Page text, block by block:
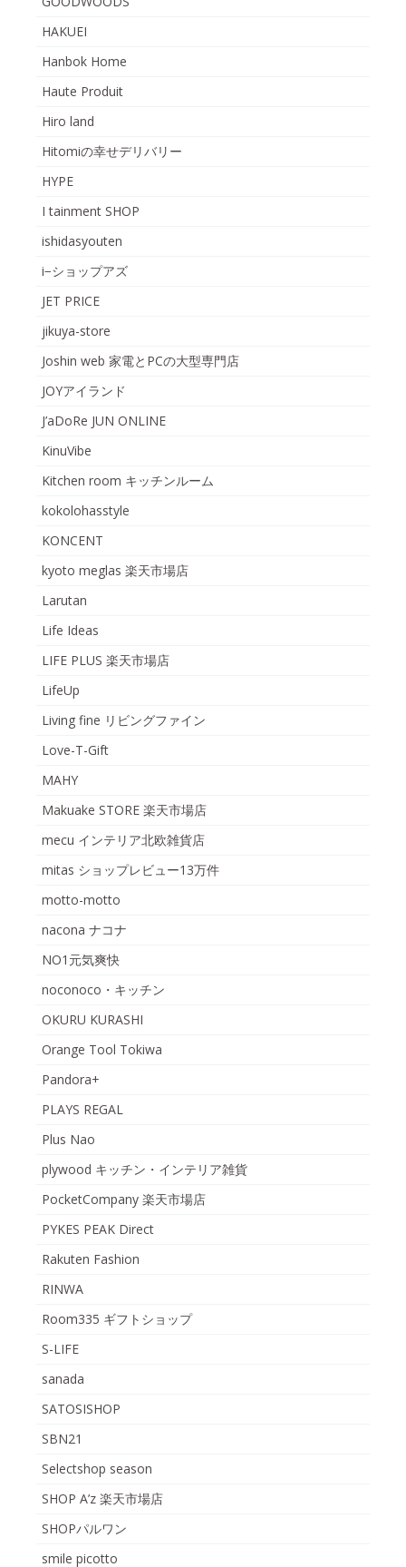
HAKUEI
Hanbok Home
Haute Produit
Hiro land
Hitomiの幸せデリバリー
HYPE
I tainment SHOP
ishidasyouten
i−ショップアズ
JET PRICE
jikuya-store
Joshin web 家電とPCの大型専門店
JOYアイランド
J’aDoRe JUN ONLINE
KinuVibe
Kitchen room キッチンルーム
kokolohasstyle
KONCENT
kyoto meglas 楽天市場店
Larutan
Life Ideas
LIFE PLUS 楽天市場店
LifeUp
Living fine リビングファイン
Love-T-Gift
MAHY
Makuake STORE 楽天市場店
mecu インテリア北欧雑貨店
mitas ショップレビュー13万件
motto-motto
nacona ナコナ
NO1元気爽快
noconoco・キッチン
OKURU KURASHI
Orange Tool Tokiwa
Pandora+
PLAYS REGAL
Plus Nao
plywood キッチン・インテリア雑貨
PocketCompany 楽天市場店
PYKES PEAK Direct
Rakuten Fashion
RINWA
Room335 ギフトショップ
S-LIFE
sanada
SATOSISHOP
SBN21
Selectshop season
SHOP A’z 楽天市場店
SHOPパルワン
smile picotto